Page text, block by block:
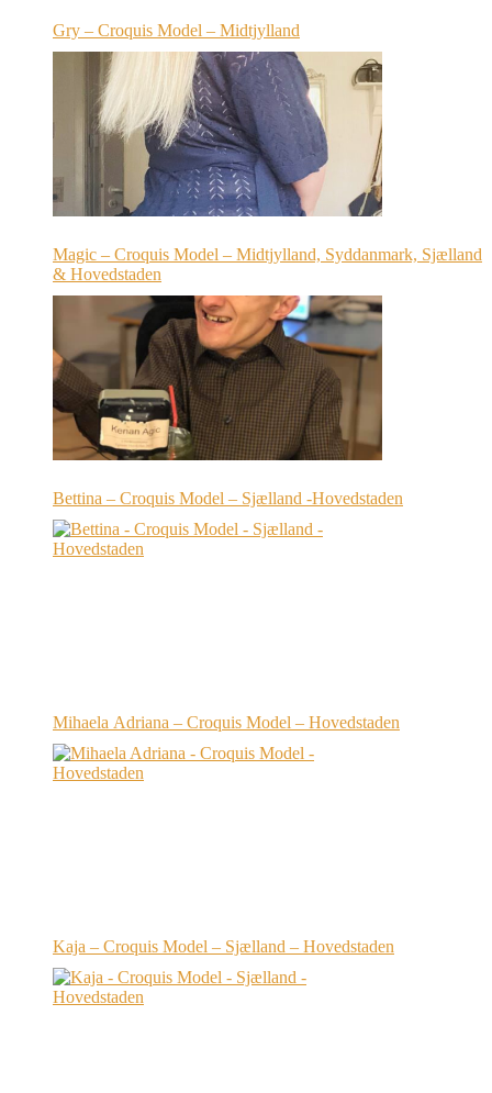
Gry – Croquis Model – Midtjylland
Magic – Croquis Model – Midtjylland, Syddanmark, Sjælland
& Hovedstaden
Bettina – Croquis Model – Sjælland -Hovedstaden
Mihaela Adriana – Croquis Model – Hovedstaden
Kaja – Croquis Model – Sjælland – Hovedstaden